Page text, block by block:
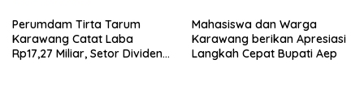
Perumdam Tirta Tarum
Karawang Catat Laba
Rp17,27 Miliar, Setor Dividen
Mahasiswa dan Warga
Karawang berikan Apresiasi
Langkah Cepat Bupati Aep